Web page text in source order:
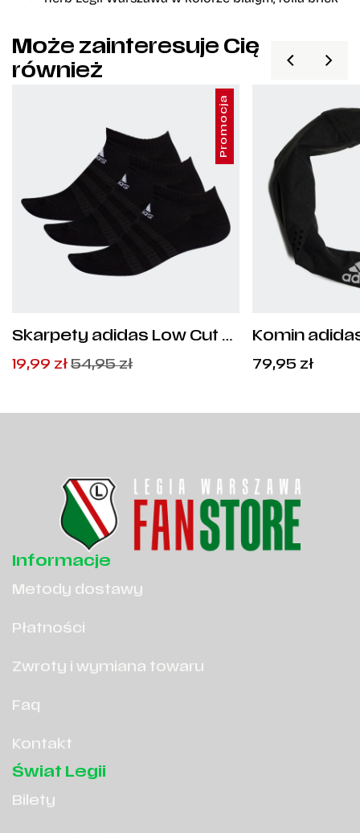
Może zainteresuje Cię
również
Promocja
Skarpety adidas Low Cut 3
Pierwotna
Aktualna
19,99 zł 54,95zł
Komin
79,95 zł
Informacje
Metody dostawy
Płatności
Zwroty i wymiana towaru
Faq
Kontakt
Świat Legii
Bilety